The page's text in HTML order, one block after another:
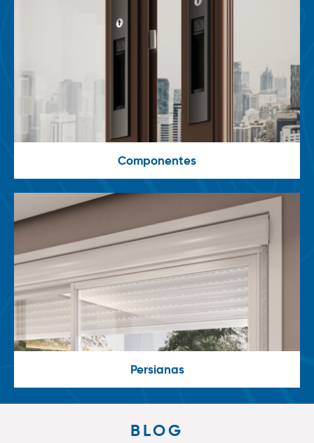
Componentes
Persianas
BLOG